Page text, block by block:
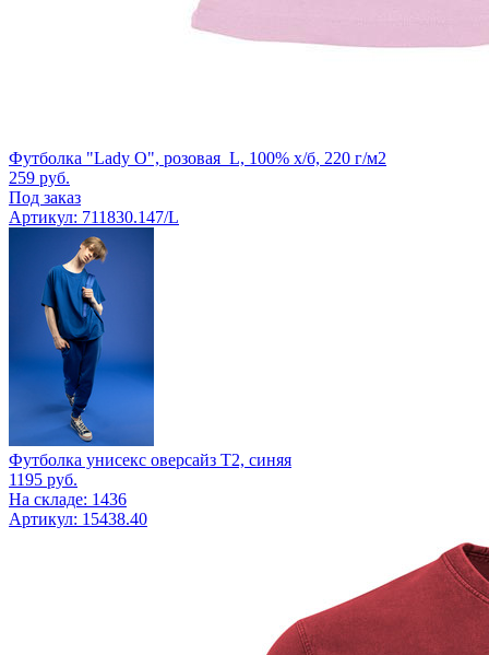
Футболка "Lady O", розовая_L, 100% х/б, 220 г/м2
259 руб.
Под заказ
Артикул: 711830.147/L
Футболка унисекс оверсайз T2, синяя
1195 руб.
На складе: 1436
Артикул: 15438.40